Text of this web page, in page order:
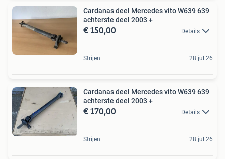
Cardanas deel Mercedes vito W639 639
achterste deel 2003 +
€ 150,00 Details
Strijen 28 jul 26
Cardanas deel Mercedes vito W639 639
achterste deel 2003 +
€ 170,00 Details
Strijen 28 jul 26